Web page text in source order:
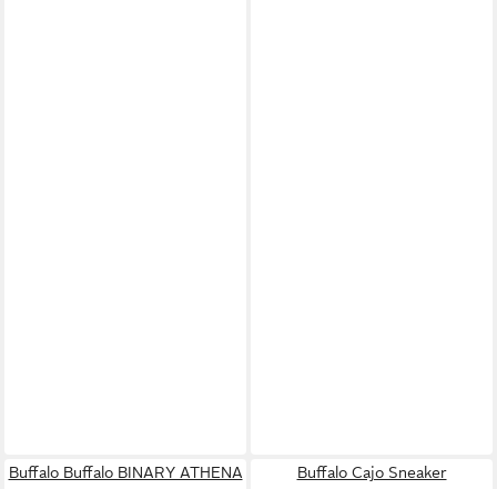
Buffalo Buffalo BINARY ATHENA
Buffalo Cajo Sneaker